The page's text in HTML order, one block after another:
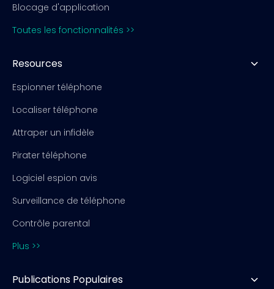
Blocage d'application
Toutes les fonctionnalités >>
Resources
Espionner téléphone
Localiser téléphone
Attraper un infidèle
Pirater téléphone
Logiciel espion avis
Surveillance de téléphone
Contrôle parental
Plus >>
Publications Populaires